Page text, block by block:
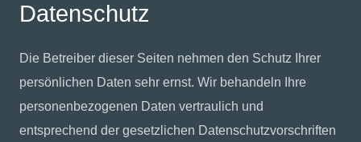
Datenschutz
Die Betreiber dieser Seiten nehmen den Schutz Ihrer
persönlichen Daten sehr ernst. Wir behandeln Ihre
personenbezogenen Daten vertraulich und
entsprechend der gesetzlichen Datenschutzvorschriften